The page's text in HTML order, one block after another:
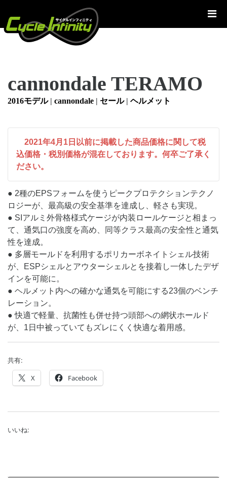
テ
cannondale TERAMO
2016モデル| cannondale | セール| ヘルメット
2021年4月1日以前に掲載した商品価格に関して税
込価格・税別価格が混在しております。何卒ご了承く
ださい。
● 2種のEPSフォームを使うピークプロテクションテクノ
ロジーが、最高級の安全基準を達成し、軽さも実現。
● SIアルミ外骨格様式ケージが内装ロールケージと相まっ
て、通気口の強度を高め、同等クラス最高の安全性と通気
性を達成。
● 多層モールドを利用するポリカーボネイトシェル技術
が、ESPシェルとアウターシェルとを接着し一体したデザ
インを可能に。
● ヘルメット内への確かな通気を可能にする23個のベンチ
レーション。
● 快適で軽量、抗菌性も併せ持つ頭部への網状ホールド
が、1日中被っていてもズレにくく快適な着用感。
共有:
X Facebook
いいね: